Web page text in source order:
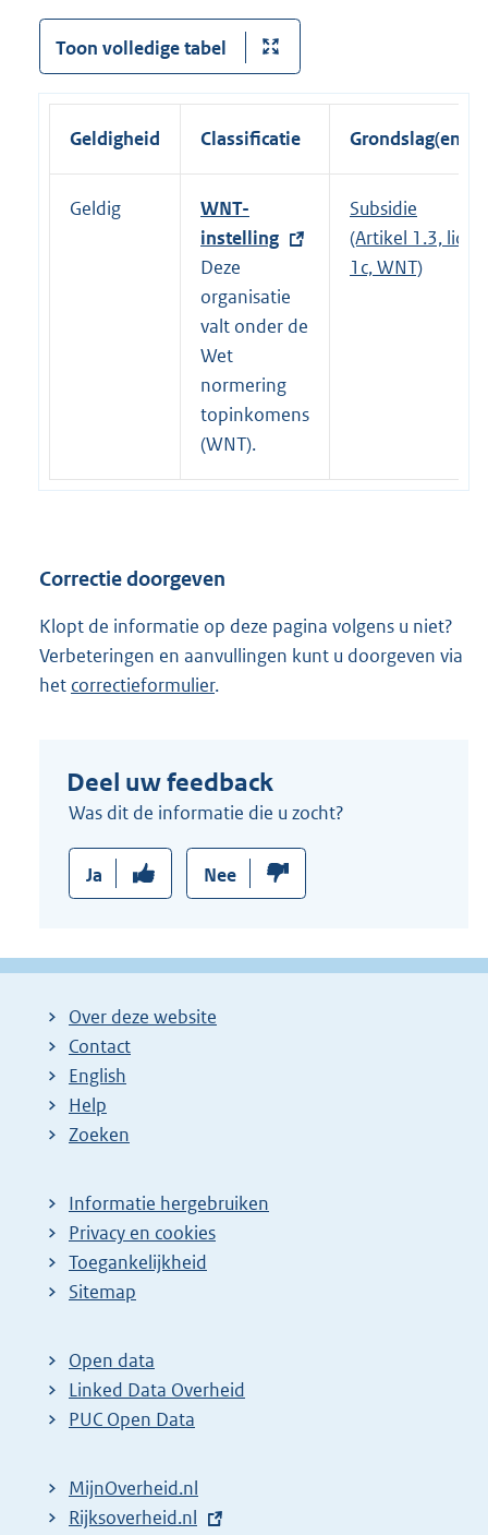
Toon volledige tabel
Geldigheid Classificatie Grondslag(en)
Geldig
E
x
t
e
r
n
e
l
i
n
WNT-
instelling
Deze
organisatie
valt onder de
Wet
normering
topinkomens
(WNT).
Subsidie
(Artikel 1.3, lid
1c, WNT)
Correctie doorgeven
Klopt de informatie op deze pagina volgens u niet?
Verbeteringen en aanvullingen kunt u doorgeven via
het correctieformulier.
Deel uw feedback
Was dit de informatie die u zocht?
Ja Nee
Over deze website
Contact
English
Help
Zoeken
Informatie hergebruiken
Privacy en cookies
Toegankelijkheid
Sitemap
Open data
Linked Data Overheid
PUC Open Data
MijnOverheid.nl
E
Rijksoverheid.nl